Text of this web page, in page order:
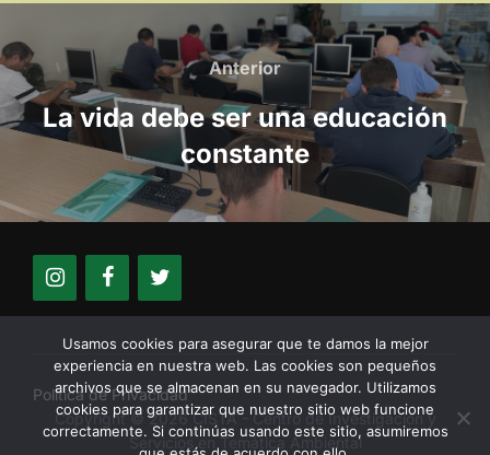
Navegación
de
entradas
Anterior
Anterior
La vida debe ser una educación
constante
Política de Privacidad
Copyright © 2026 CISTA - Centro de Investigación y
Servicios en Temática Ambiental
Usamos cookies para asegurar que te damos la mejor
experiencia en nuestra web. Las cookies son pequeños
archivos que se almacenan en su navegador. Utilizamos
cookies para garantizar que nuestro sitio web funcione
correctamente. Si continúas usando este sitio, asumiremos